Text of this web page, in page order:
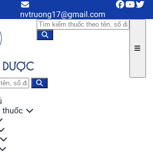
nvtruong17@gmail.com
thuốc